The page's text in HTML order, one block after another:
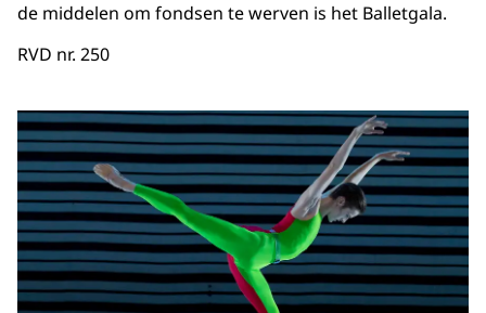
de middelen om fondsen te werven is het Balletgala.
RVD nr. 250